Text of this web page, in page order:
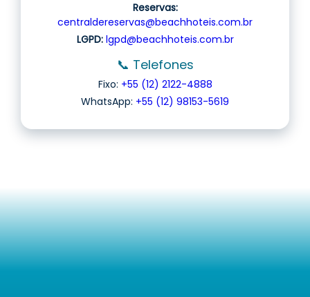
Reservas:
centraldereservas@beachhoteis.com.br
LGPD: lgpd@beachhoteis.com.br
📞 Telefones
Fixo: +55 (12) 2122-4888
WhatsApp: +55 (12) 98153-5619